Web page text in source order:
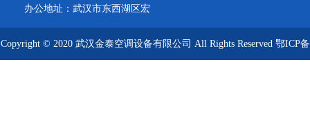
办公地址：武汉市东西湖区宏
2012
Copyright © 2020 武汉金泰空调设备有限公司 All Rights Reserved 鄂ICP备